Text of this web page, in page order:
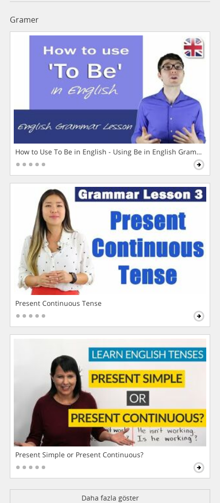
Gramer
How to Use To Be in English - Using Be in English Grammar
Present Continuous Tense
Present Simple or Present Continuous?
Daha fazla göster